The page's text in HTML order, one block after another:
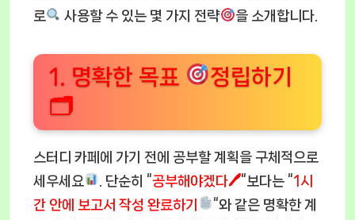
로
사용할 수 있는 몇 가지 전략 을 소개합니다.
1. 명확한 목표
정립하기
🗂
스터디 카페에 가기 전에 공부할 계획을 구체적으로
세우세요
. 단순히 “공부해야겠다🖊“보다는 “1시
간 안에 보고서 작성 완료하기
“와 같은 명확한 계